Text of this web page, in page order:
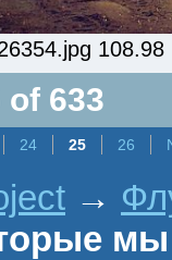
of 633
24 25 26
→
мы